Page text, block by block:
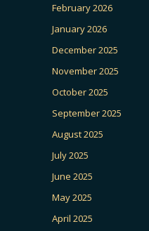
February 2026
January 2026
December 2025
November 2025
October 2025
September 2025
August 2025
July 2025
June 2025
May 2025
April 2025